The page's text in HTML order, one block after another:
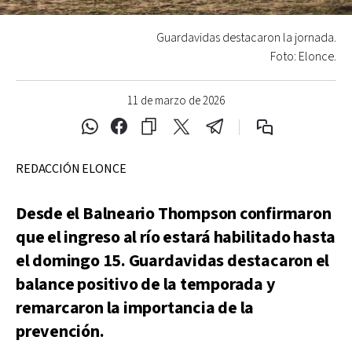
11 de marzo de 2026
Guardavidas destacaron la jornada.
Foto: Elonce.
REDACCIÓN ELONCE
Desde el Balneario Thompson confirmaron
que el ingreso al río estará habilitado hasta
el domingo 15. Guardavidas destacaron el
balance positivo de la temporada y
remarcaron la importancia de la
prevención.